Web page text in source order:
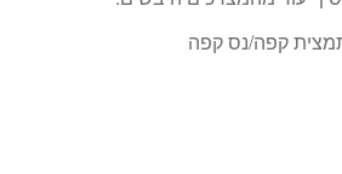
קפה/נס קפה